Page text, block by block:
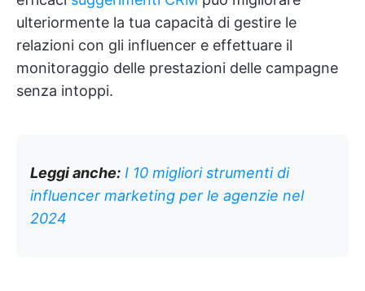
ulteriormente la tua capacità di gestire le
relazioni con gli influencer e effettuare il
monitoraggio delle prestazioni delle campagne
senza intoppi.
Leggi anche: I 10 migliori strumenti di
influencer marketing per le agenzie nel
2024